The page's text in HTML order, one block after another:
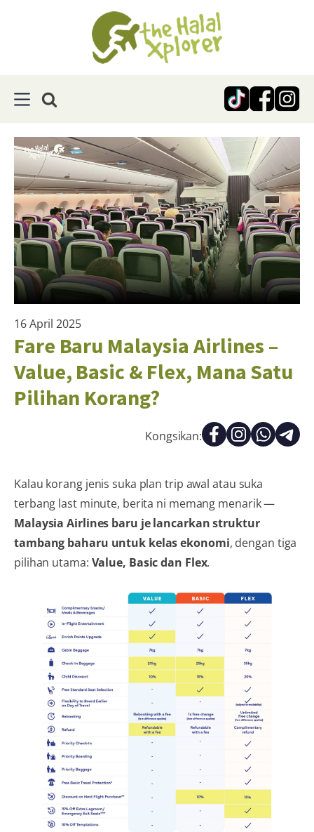
16 April 2025
Fare Baru Malaysia Airlines –
Value, Basic & Flex, Mana Satu
Pilihan Korang?
Kongsikan:
Kalau korang jenis suka plan trip awal atau suka
terbang last minute, berita ni memang menarik —
Malaysia Airlines baru je lancarkan struktur
tambang baharu untuk kelas ekonomi, dengan tiga
pilihan utama: Value, Basic dan Flex.